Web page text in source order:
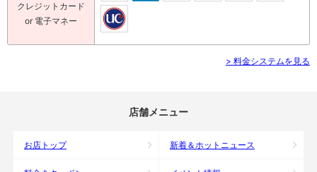
クレジットカード
or 電子マネー
> 料金システムを見る
店舗メニュー
お店トップ 新着＆ホットニュース